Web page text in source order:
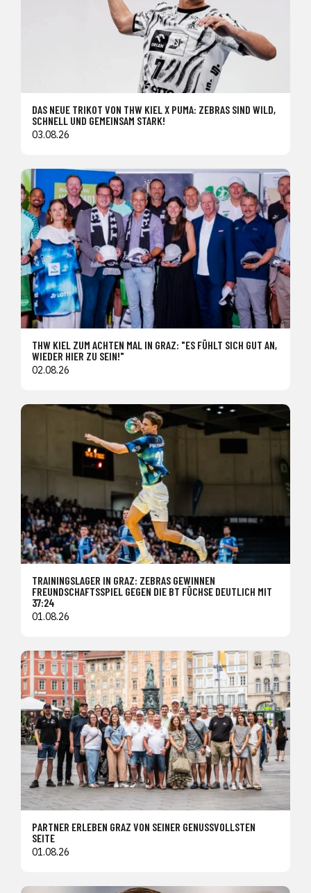
DAS NEUE TRIKOT VON THW KIEL X PUMA: ZEBRAS SIND WILD,
SCHNELL UND GEMEINSAM STARK!
03.08.26
THW KIEL ZUM ACHTEN MAL IN GRAZ: "ES FÜHLT SICH GUT AN,
WIEDER HIER ZU SEIN!"
02.08.26
TRAININGSLAGER IN GRAZ: ZEBRAS GEWINNEN
FREUNDSCHAFTSSPIEL GEGEN DIE BT FÜCHSE DEUTLICH MIT
37:24
01.08.26
PARTNER ERLEBEN GRAZ VON SEINER GENUSSVOLLSTEN
SEITE
01.08.26